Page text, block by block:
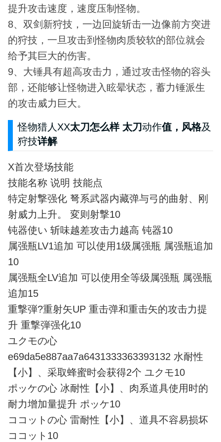
提升攻击速度，速度压制怪物。
8、双剑新狩技，一边回旋斩击一边像前方突进
的狩技，一旦攻击到怪物肉质较软的部位就会
给予其巨大的伤害。
9、大锤具有超高攻击力，通过攻击怪物的容头
部，还能够让怪物进入眩晕状态，蓄力锤派生
的攻击威力巨大。
怪物猎人XX太刀怎么样 太刀动作值，风格及
狩技详解
X首次登场技能
技能名称 说明 技能点
特定射撃强化 弩系武器内藏弹与弓的曲射、刚
射威力上升。 変则射撃10
钝器使い 斩味越差攻击力越高 钝器10
属强瓶LV1追加 可以使用1级属强瓶 属强瓶追加
10
属强瓶全LV追加 可以使用全等级属强瓶 属强瓶
追加15
重撃弾?重射矢UP 重击弹和重击矢的攻击力提
升 重撃弾强化10
ユクモの心
e69da5e887aa7a6431333363393132 水耐性
【小】、采取蜂蜜时会获得2个 ユクモ10
ポッケの心 冰耐性【小】、肉系道具使用时的
耐力增加量提升 ポッケ10
ココットの心 雷耐性【小】、道具不容易损坏
ココット10